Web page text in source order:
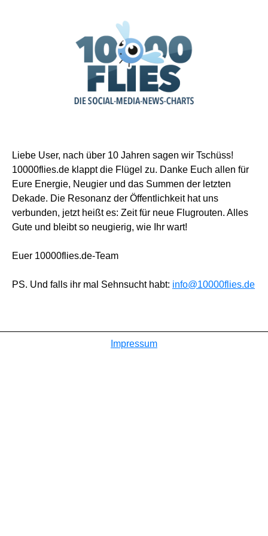
Liebe User, nach über 10 Jahren sagen wir Tschüss!
10000flies.de klappt die Flügel zu. Danke Euch allen für
Eure Energie, Neugier und das Summen der letzten
Dekade. Die Resonanz der Öffentlichkeit hat uns
verbunden, jetzt heißt es: Zeit für neue Flugrouten. Alles
Gute und bleibt so neugierig, wie Ihr wart!
Euer 10000flies.de-Team
PS. Und falls ihr mal Sehnsucht habt: info@10000flies.de
Impressum